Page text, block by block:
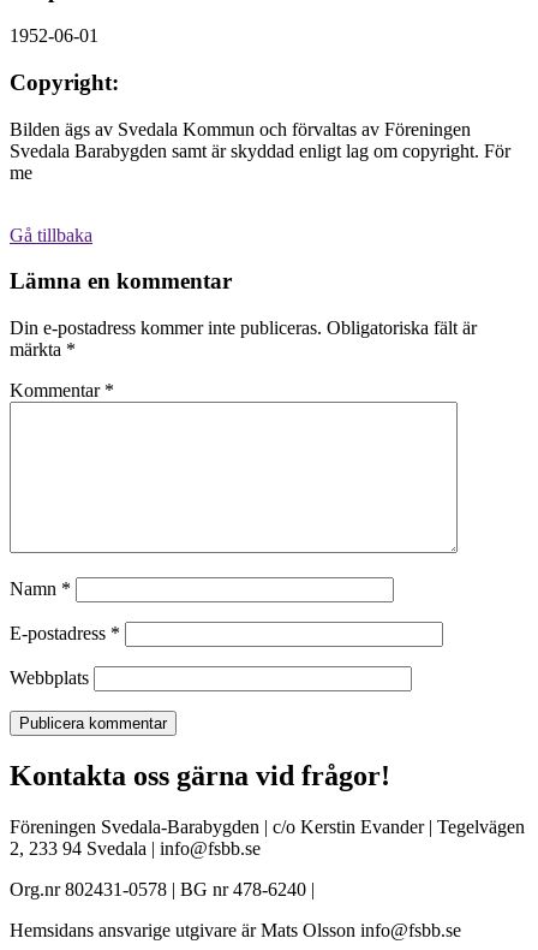
1952-06-01
Copyright:
Bilden ägs av Svedala Kommun och förvaltas av Föreningen
Svedala Barabygden samt är skyddad enligt lag om copyright. För
me
Gå tillbaka
Lämna en kommentar
Din e-postadress kommer inte publiceras. Obligatoriska fält är
märkta *
Kommentar *
Namn *
E-postadress *
Webbplats
Kontakta oss gärna vid frågor!
Föreningen Svedala-Barabygden | c/o Kerstin Evander | Tegelvägen
2, 233 94 Svedala | info@fsbb.se
Org.nr 802431-0578 | BG nr 478-6240 |
Hemsidans ansvarige utgivare är Mats Olsson info@fsbb.se